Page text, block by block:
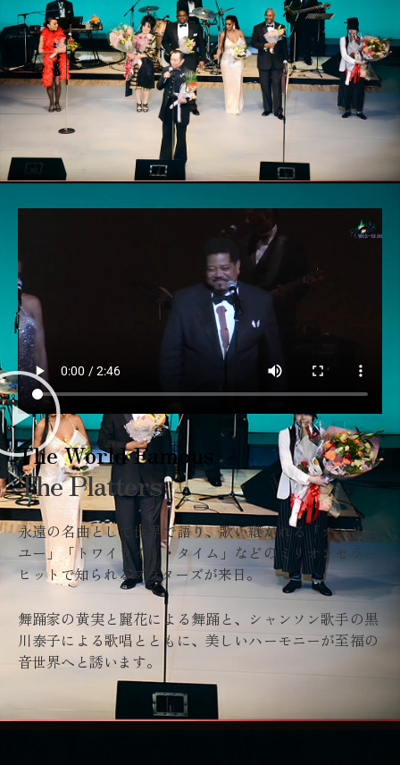
The World Famous
The Platters
永遠の名曲として世界で語り、歌い継がれる「オンリー
ユー」「トワイライト・タイム」などのミリオンセラー
ヒットで知られるプラターズが来日。
舞踊家の黄実と麗花による舞踊と、シャンソン歌手の黒
川泰子による歌唱とともに、美しいハーモニーが至福の
音世界へと誘います。